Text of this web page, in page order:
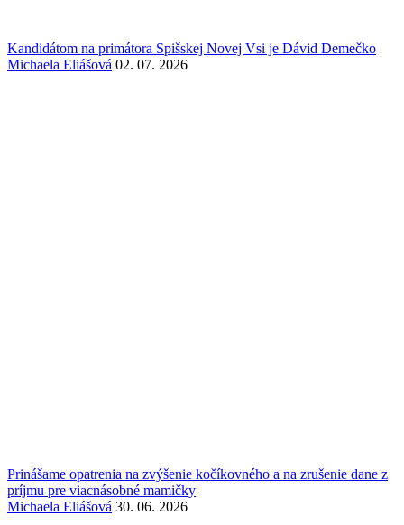
Kandidátom na primátora Spišskej Novej Vsi je Dávid Demečko
Michaela Eliášová 02. 07. 2026
Prinášame opatrenia na zvýšenie kočíkovného a na zrušenie dane z
príjmu pre viacnásobné mamičky
Michaela Eliášová 30. 06. 2026